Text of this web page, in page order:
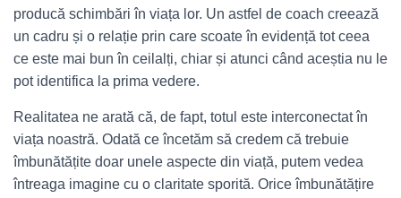
producă schimbări în viața lor. Un astfel de coach creează
un cadru și o relație prin care scoate în evidență tot ceea
ce este mai bun în ceilalți, chiar și atunci când aceștia nu le
pot identifica la prima vedere.
Realitatea ne arată că, de fapt, totul este interconectat în
viața noastră. Odată ce încetăm să credem că trebuie
îmbunătățite doar unele aspecte din viață, putem vedea
întreaga imagine cu o claritate sporită. Orice îmbunătățire